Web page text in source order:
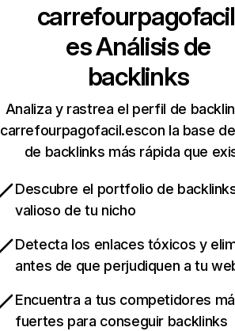
esAnálisis de
backlinks
Analiza y rastrea el perfil de
carrefourpagofacil.escon la base
de backlinks más rápida que
Descubre el portfolio de
valioso de tu nicho
Detecta los enlaces tóxicos y
antes de que perjudiquen a tu
Encuentra a tus competidores
fuertes para conseguir backlinks